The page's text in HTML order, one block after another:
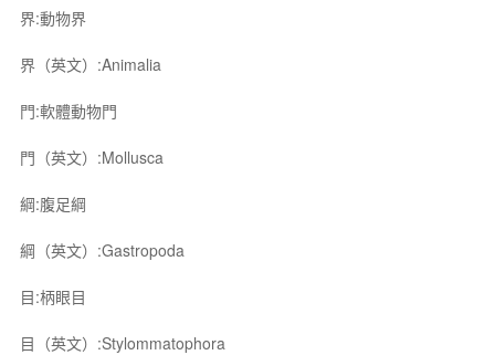
界:動物界
界（英文）:Animalia
門:軟體動物門
門（英文）:Mollusca
綱:腹足綱
綱（英文）:Gastropoda
目:柄眼目
目（英文）:Stylommatophora